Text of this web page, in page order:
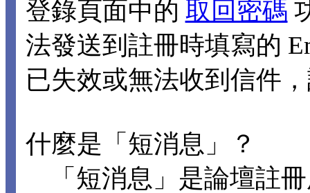
登錄頁面中的 取回密碼
法發送到註冊時填寫的
已失效或無法收到信件
什麼是「短消息」？
「短消息」是論壇註